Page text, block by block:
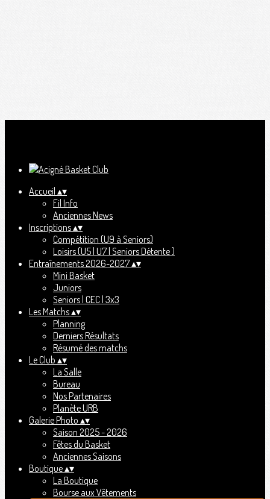
Accueil ▴▾
Fil Info
Anciennes News
Inscriptions▴▾
Compétition (U9 à Seniors)
Loisirs (U5 | U7 | Seniors Détente )
Entraînements 2026-2027▴▾
Mini Basket
Juniors
Seniors | CEC | 3x3
Les Matchs▴▾
Planning
Derniers Résultats
Résumé des matchs
Le Club ▴▾
La Salle
Bureau
Nos Partenaires
Planète URB
Galerie Photo ▴▾
Saison 2025 - 2026
Fêtes du Basket
Anciennes Saisons
Boutique▴▾
La Boutique
Bourse aux Vêtements